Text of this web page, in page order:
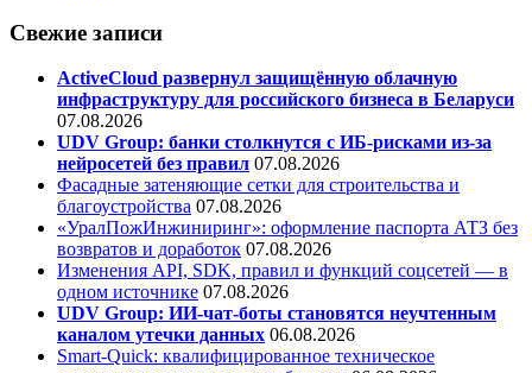
Свежие записи
ActiveCloud развернул защищённую облачную
инфраструктуру для российского бизнеса в Беларуси
07.08.2026
UDV Group: банки столкнутся с ИБ-рисками из-за
нейросетей без правил 07.08.2026
Фасадные затеняющие сетки для строительства и
благоустройства 07.08.2026
«УралПожИнжиниринг»: оформление паспорта АТЗ без
возвратов и доработок 07.08.2026
Изменения API, SDK, правил и функций соцсетей — в
одном источнике 07.08.2026
UDV Group: ИИ-чат-боты становятся неучтенным
каналом утечки данных 06.08.2026
Smart-Quick: квалифицированное техническое